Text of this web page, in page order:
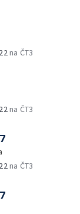
na ČT3
na ČT3
na ČT3